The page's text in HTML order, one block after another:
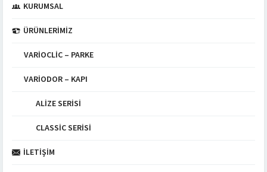
KURUMSAL
ÜRÜNLERIMIZ
VARIOCLIC – PARKE
VARIODOR – KAPI
ALIZE SERISI
CLASSIC SERISI
İLETIŞIM